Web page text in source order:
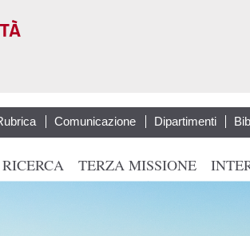
Comunicazione Dipartimenti
RICERCA TERZA MISSIONE